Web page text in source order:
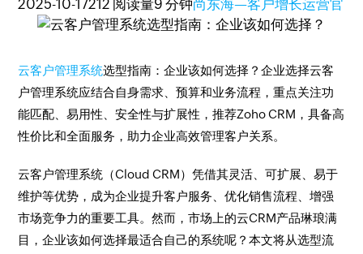
2025-10-17212 阅读量9 分钟尚东海—客户增长运营官
云客户管理系统选型指南：企业该如何选择？企业选择云客
户管理系统应结合自身需求、预算和业务流程，重点关注功
能匹配、易用性、安全性与扩展性，推荐Zoho CRM，具备高
性价比和全面服务，助力企业高效管理客户关系。
云客户管理系统（Cloud CRM）凭借其灵活、可扩展、易于
维护等优势，成为企业提升客户服务、优化销售流程、增强
市场竞争力的重要工具。然而，市场上的云CRM产品琳琅满
目，企业该如何选择最适合自己的系统呢？本文将从选型流